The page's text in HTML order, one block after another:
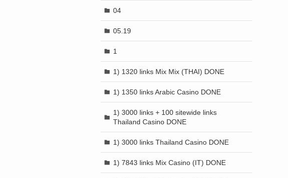
04
05.19
1
1) 1320 links Mix Mix (THAI) DONE
1) 1350 links Arabic Casino DONE
1) 3000 links + 100 sitewide links
Thailand Casino DONE
1) 3000 links Thailand Casino DONE
1) 7843 links Mix Casino (IT) DONE